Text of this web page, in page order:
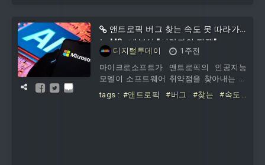
면, MS는 AI 플랫폼을 더 효율적으로 활용
하기 위해 직원들에게 새로운 토큰 사용
지침을 안내했다.제이 파리크 MS 수석 부
사장은 이메일에서 "깃허브 코파일럿 활용
을 확대하는 만큼,
앤트로픽 버그 찾는 속도 못 따라가
는 MS…내부선 "시간과의 전쟁"
디지털투데이
1주전
마이크로소프트가 앤트로픽의 인공지능
모델이 소프트웨어 취약점을 찾아내는 속
도를 따라가지 못하고 있는 것으로 나타났
다.29일 IT매체 아스테크니카에 따르면,
tags : #앤트로픽 #버그 #찾는
#속도